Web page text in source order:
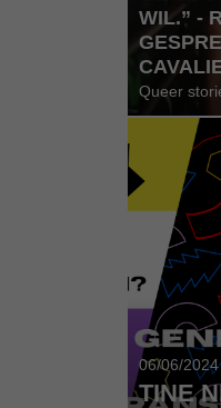
WIL.” -
Queer
06/06/2024
TINE